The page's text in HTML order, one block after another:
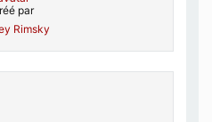
par
Rimsky